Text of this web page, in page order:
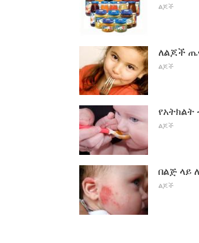
ልጆች
ለልጆች
ልጆች
ልጆች
በልጅ ላይ
ልጆች